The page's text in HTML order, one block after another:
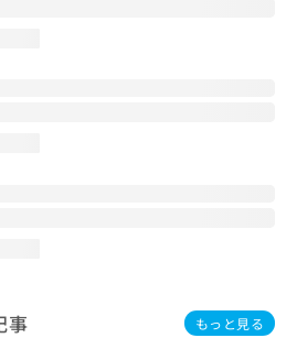
事 もっと見る